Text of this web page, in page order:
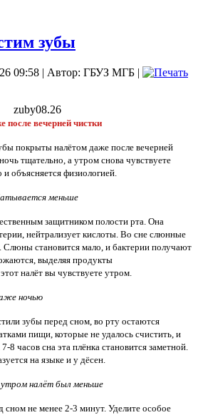
зубы
09:58 | Автор: ГБУЗ МГБ |
вечерней чистки
покрыты налётом даже после вечерней
тщательно, а утром снова чувствуете
объясняется физиологией.
меньше
защитником полости рта. Она
нейтрализует кислоты. Во сне слюнные
Слюны становится мало, и бактерии получают
выделяя продукты
налёт вы чувствуете утром.
ночью
зубы перед сном, во рту остаются
пищи, которые не удалось счистить, и
8 часов сна эта плёнка становится заметной.
на языке и у дёсен.
налёт был меньше
сном не менее 2-3 минут. Уделите особое